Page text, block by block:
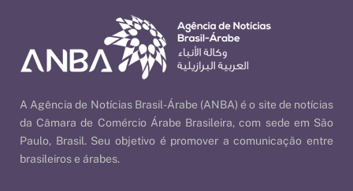
A Agência de Notícias Brasil-Árabe (ANBA) é o site de notícias
da Câmara de Comércio Árabe Brasileira, com sede em São
Paulo, Brasil. Seu objetivo é promover a comunicação entre
brasileiros e árabes.